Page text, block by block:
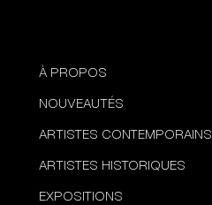
À PROPOS
NOUVEAUTÉS
ARTISTES CONTEMPORAINS
ARTISTES HISTORIQUES
EXPOSITIONS